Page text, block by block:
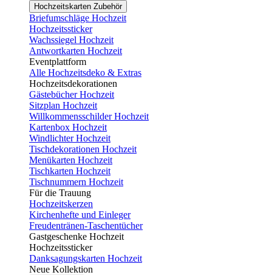
Hochzeitskarten Zubehör
Briefumschläge Hochzeit
Hochzeitssticker
Wachssiegel Hochzeit
Antwortkarten Hochzeit
Eventplattform
Alle Hochzeitsdeko & Extras
Hochzeitsdekorationen
Gästebücher Hochzeit
Sitzplan Hochzeit
Willkommensschilder Hochzeit
Kartenbox Hochzeit
Windlichter Hochzeit
Tischdekorationen Hochzeit
Menükarten Hochzeit
Tischkarten Hochzeit
Tischnummern Hochzeit
Für die Trauung
Hochzeitskerzen
Kirchenhefte und Einleger
Freudentränen-Taschentücher
Gastgeschenke Hochzeit
Hochzeitssticker
Danksagungskarten Hochzeit
Neue Kollektion